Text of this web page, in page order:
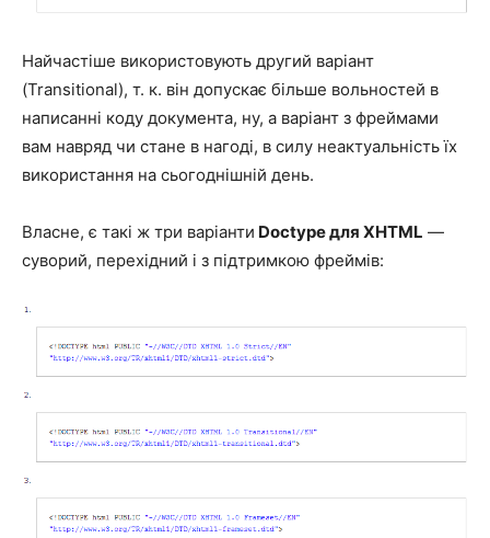
Найчастіше використовують другий варіант
(Transitional), т. к. він допускає більше вольностей в
написанні коду документа, ну, а варіант з фреймами
вам навряд чи стане в нагоді, в силу неактуальність їх
використання на сьогоднішній день.
Власне, є такі ж три варіанти Doctype для XHTML —
суворий, перехідний і з підтримкою фреймів: